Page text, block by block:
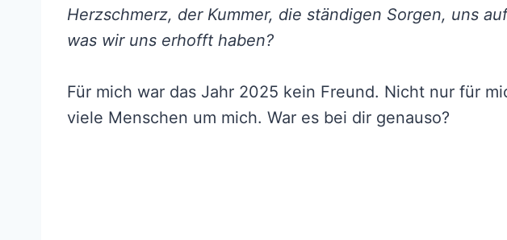
Herzschmerz, der Kummer, die ständigen Sorgen, uns
was wir uns erhofft haben?
Für mich war das Jahr 2025 kein Freund. Nicht nur für
viele Menschen um mich. War es bei dir genauso?